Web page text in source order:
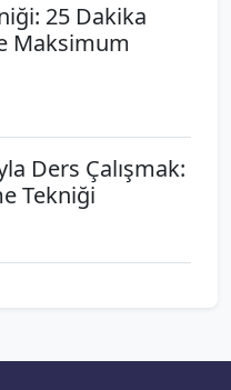
25 Dakika
Maksimum
Ders Çalışmak:
Tekniği